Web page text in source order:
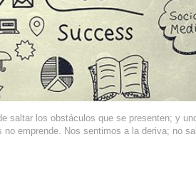
saltar los obstáculos que se presenten; y
emprende. Nos sentimos a la deriva; no